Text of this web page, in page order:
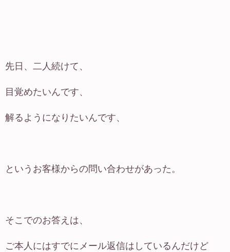
先日、二人続けて、
目覚めたいんです、
解るようになりたいんです、
というお客様からの問い合わせがあった。
そこでのお答えは、
ご本人にはすでにメール返信はしているんだけど